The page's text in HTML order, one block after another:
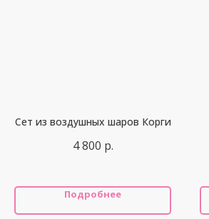
Сет из воздушных шаров Корги
4 800 р.
Подробнее